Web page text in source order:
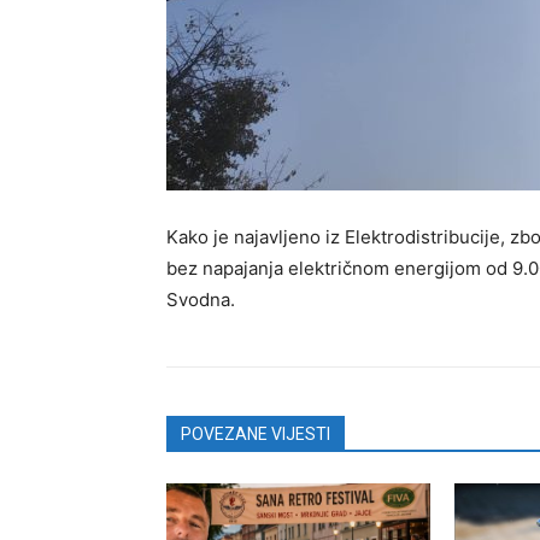
Kako je najavljeno iz Elektrodistribucije,
bez napajanja električnom energijom od
Svodna.
POVEZANE VIJESTI